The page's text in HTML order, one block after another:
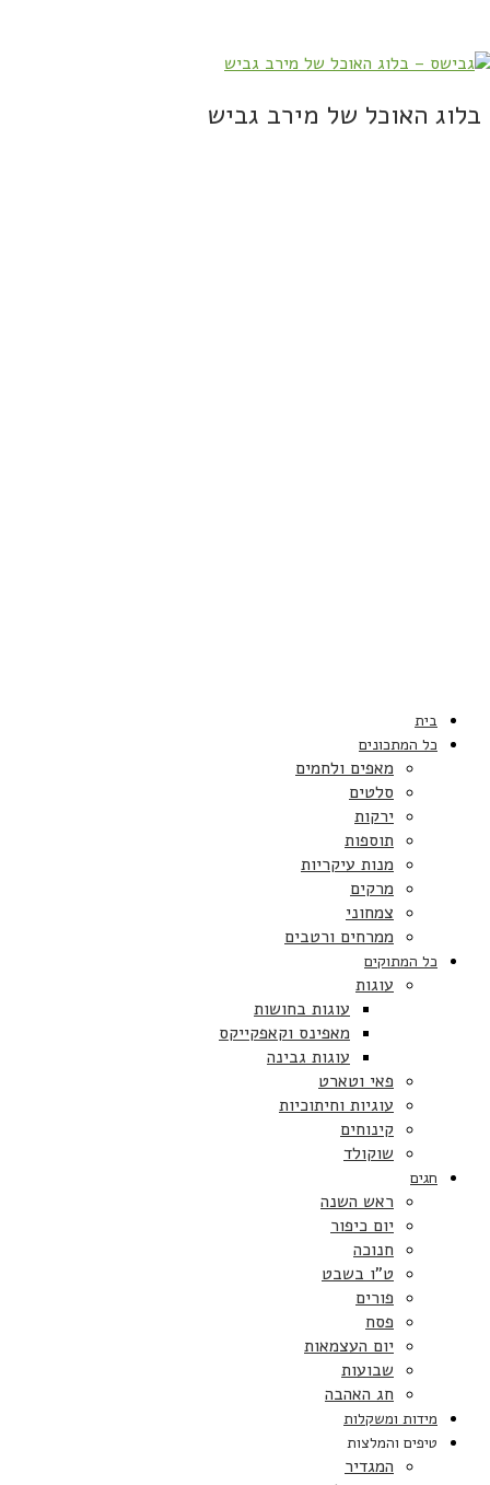
בלוג האוכל של מירב גביש
בית
כל המתכונים
מאפים ולחמים
סלטים
ירקות
תוספות
מנות עיקריות
מרקים
צמחוני
ממרחים ורטבים
כל המתוקים
עוגות
עוגות בחושות
מאפינס וקאפקייקס
עוגות גבינה
פאי וטארט
עוגיות וחיתוכיות
קינוחים
שוקולד
חגים
ראש השנה
יום כיפור
חנוכה
ט”ו בשבט
פורים
פסח
יום העצמאות
שבועות
חג האהבה
מידות ומשקלות
טיפים והמלצות
המגדיר